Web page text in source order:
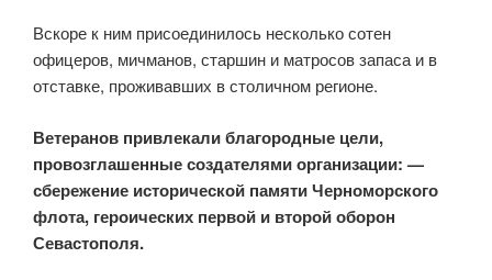
Вскоре к ним присоединилось несколько сотен
офицеров, мичманов, старшин и матросов запаса и в
отставке, проживавших в столичном регионе.
Ветеранов привлекали благородные цели,
провозглашенные создателями организации: —
сбережение исторической памяти Черноморского
флота, героических первой и второй оборон
Севастополя.